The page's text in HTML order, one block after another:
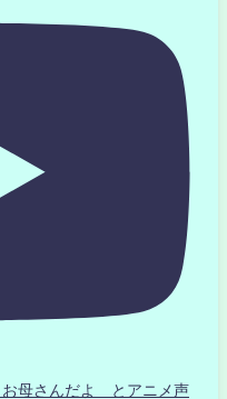
母さんだよ とアニメ声